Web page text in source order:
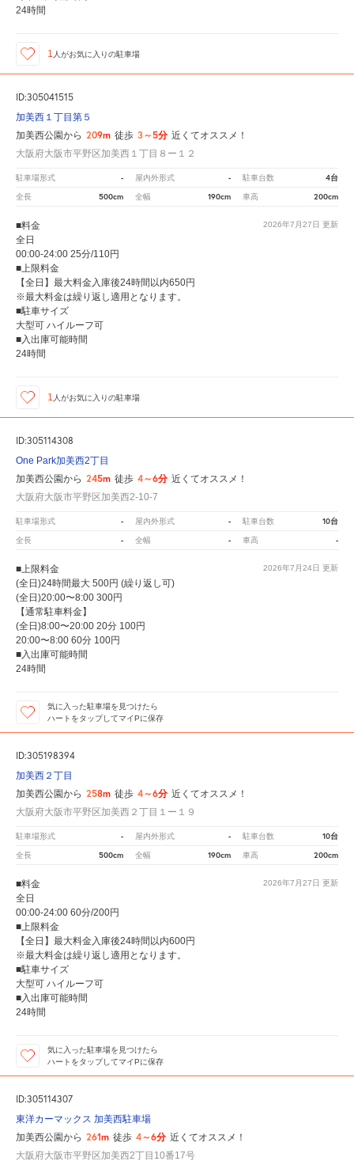
24時間
1 人がお気に入りの駐車場
ID:305041515
加美西１丁目第５
加美西公園から 209m 徒歩 3～5分 近くてオススメ！
大阪府大阪市平野区加美西１丁目８ー１２
駐車場形式 - 屋内外形式 - 駐車台数 4台
全長 500cm 全幅 190cm 車高 200cm
2026年7月27日 更新
■料金
全日
00:00-24:00 25分/110円
■上限料金
【全日】最大料金入庫後24時間以内650円
※最大料金は繰り返し適用となります。
■駐車サイズ
大型可 ハイルーフ可
■入出庫可能時間
24時間
1 人がお気に入りの駐車場
ID:305114308
One Park加美西2丁目
加美西公園から 245m 徒歩 4～6分 近くてオススメ！
大阪府大阪市平野区加美西2-10-7
駐車場形式 - 屋内外形式 - 駐車台数 10台
全長 - 全幅 - 車高 -
2026年7月24日 更新
■上限料金
(全日)24時間最大 500円 (繰り返し可)
(全日)20:00〜8:00 300円
【通常駐車料金】
(全日)8:00〜20:00 20分 100円
20:00〜8:00 60分 100円
■入出庫可能時間
24時間
気に入った駐車場を見つけたら
ハートをタップしてマイPに保存
ID:305198394
加美西２丁目
加美西公園から 258m 徒歩 4～6分 近くてオススメ！
大阪府大阪市平野区加美西２丁目１ー１９
駐車場形式 - 屋内外形式 - 駐車台数 10台
全長 500cm 全幅 190cm 車高 200cm
2026年7月27日 更新
■料金
全日
00:00-24:00 60分/200円
■上限料金
【全日】最大料金入庫後24時間以内600円
※最大料金は繰り返し適用となります。
■駐車サイズ
大型可 ハイルーフ可
■入出庫可能時間
24時間
気に入った駐車場を見つけたら
ハートをタップしてマイPに保存
ID:305114307
東洋カーマックス 加美西駐車場
加美西公園から 261m 徒歩 4～6分 近くてオススメ！
大阪府大阪市平野区加美西2丁目10番17号